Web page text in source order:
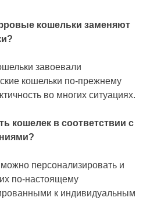
кошельки заменяют
завоевали
кошельки по-прежнему
во многих ситуациях.
кошелек в соответствии с
персонализировать и
их по-настоящему
к индивидуальным